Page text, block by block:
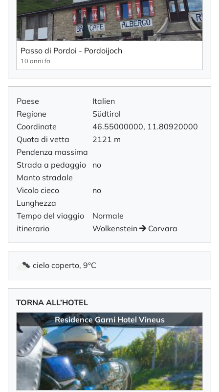
Passo di Pordoi - Pordoijoch
10 anni fa
Paese
Italien
Regione
Südtirol
Coordinate
46.55000000, 11.80920000
Quota di vetta
2121 m
Pendenza massima
Strada a pedaggio
no
Manto stradale
Vicolo cieco
no
Lunghezza
Tempo del viaggio
Normale
itinerario
Wolkenstein Corvara
cielo coperto, 9°C
TORNA ALL’HOTEL
Residence Garni Hotel Vineus